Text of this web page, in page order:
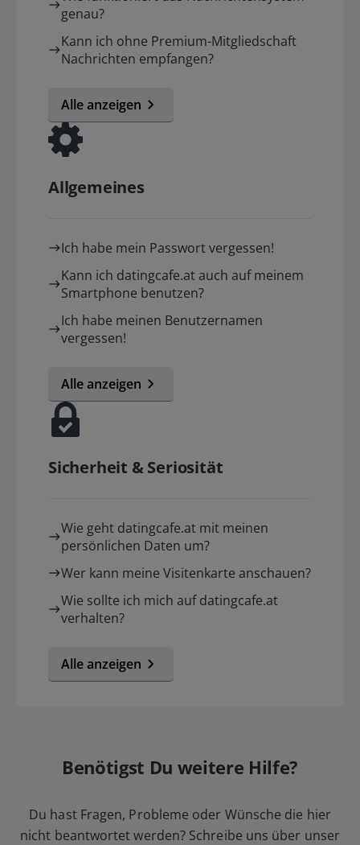
genau?
Kann ich ohne Premium-Mitgliedschaft
Nachrichten empfangen?
Alle anzeigen
Allgemeines
Ich habe mein Passwort vergessen!
Kann ich datingcafe.at auch auf meinem
Smartphone benutzen?
Ich habe meinen Benutzernamen
vergessen!
Alle anzeigen
Sicherheit & Seriosität
Wie geht datingcafe.at mit meinen
persönlichen Daten um?
Wer kann meine Visitenkarte anschauen?
Wie sollte ich mich auf datingcafe.at
verhalten?
Alle anzeigen
Benötigst Du weitere Hilfe?
Du hast Fragen, Probleme oder Wünsche die hier
nicht beantwortet werden? Schreibe uns über unser